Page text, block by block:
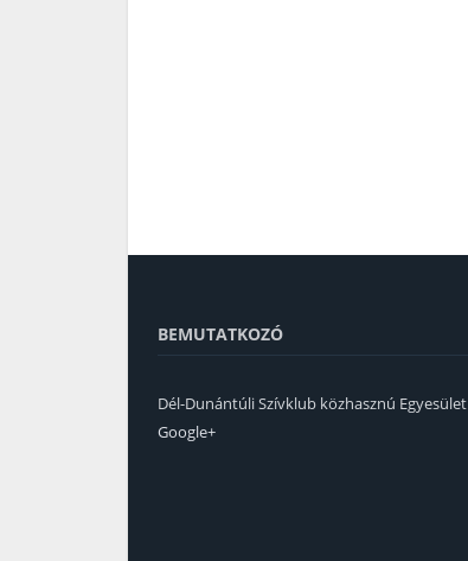
BEMUTATKOZÓ
Dél-Dunántúli Szívklub közhasznú Egyesület
Google+